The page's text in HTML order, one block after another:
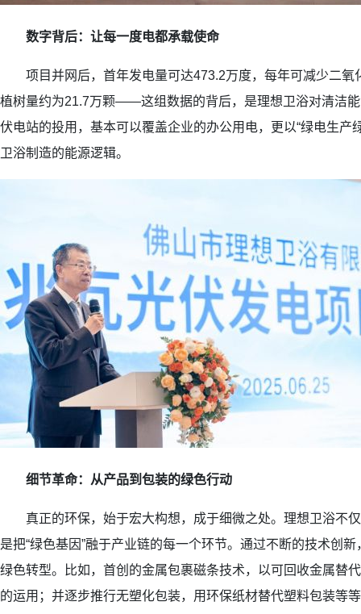
数字背后：让每一度电都承载使命
项目并网后，首年发电量可达473.2万度，每年可减少二氧
植树量约为21.7万颗——这组数据的背后，是理想卫浴对清洁
伏电站的投用，基本可以覆盖企业的办公用电，更以“绿电生产
卫浴制造的能源逻辑。
细节革命：从产品到包装的绿色行动
真正的环保，始于宏大构想，成于细微之处。理想卫浴不仅
是把“绿色基因”融于产业链的每一个环节。通过不断的技术创
绿色转型。比如，首创的金属包裹磁条技术，以可回收金属替
的运用；并逐步推行无塑化包装，用环保纸材替代塑料包装等